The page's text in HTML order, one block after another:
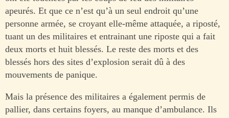
apeurés. Et que ce n’est qu’à un seul endroit qu’une
personne armée, se croyant elle-même attaquée, a riposté,
tuant un des militaires et entrainant une riposte qui a fait
deux morts et huit blessés. Le reste des morts et des
blessés hors des sites d’explosion serait dû à des
mouvements de panique.
Mais la présence des militaires a également permis de
pallier, dans certains foyers, au manque d’ambulance. Ils